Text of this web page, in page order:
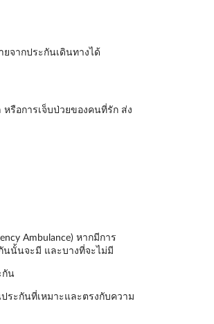
จากประกันเดินทางได้
รือการเจ็บป่วยของคนที่รัก ส่ง
Ambulance) หากมีการ
นนั้นจะมี และบางที่จะไม่มี
กัน
ระกันที่เหมาะและตรงกับความ